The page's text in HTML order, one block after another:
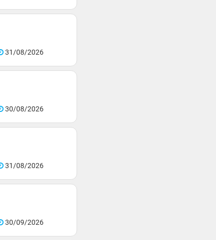
31/08/2026
30/08/2026
31/08/2026
30/09/2026